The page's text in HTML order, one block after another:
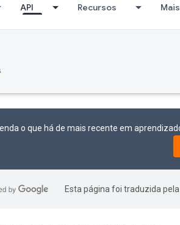
API Recursos Mais
o que há de mais recente em
Esta página foi traduzida pela